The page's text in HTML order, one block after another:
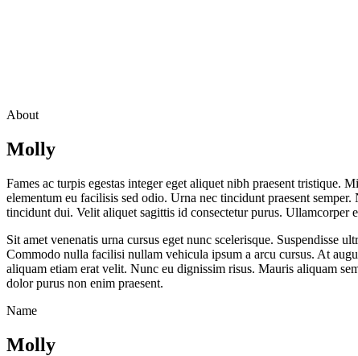
About
Molly
Fames ac turpis egestas integer eget aliquet nibh praesent tristique.
elementum eu facilisis sed odio. Urna nec tincidunt praesent
tincidunt dui. Velit aliquet sagittis id consectetur purus. Ullamcorper
Sit amet venenatis urna cursus eget nunc scelerisque. Suspendisse
Commodo nulla facilisi nullam vehicula ipsum a arcu cursus. At
aliquam etiam erat velit. Nunc eu dignissim risus. Mauris aliquam
dolor purus non enim praesent.
Name
Molly